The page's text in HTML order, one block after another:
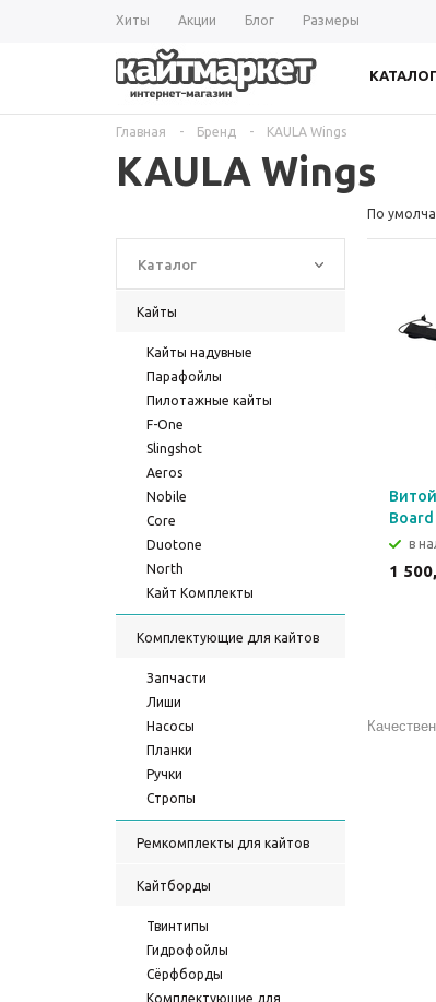
Хиты Акции Блог Размеры
КАТАЛОГ
Главная - Бренд - KAULA Wings
KAULA Wings
Каталог
Кайты
Кайты надувные
Парафойлы
Пилотажные кайты
F-One
Slingshot
Aeros
Nobile
Core
Duotone
North
Кайт Комплекты
Комплектующие для кайтов
Запчасти
Лиши
Насосы
Планки
Ручки
Стропы
Ремкомплекты для кайтов
Кайтборды
Твинтипы
Гидрофойлы
Сёрфборды
Комплектующие для
По
Board
в
1